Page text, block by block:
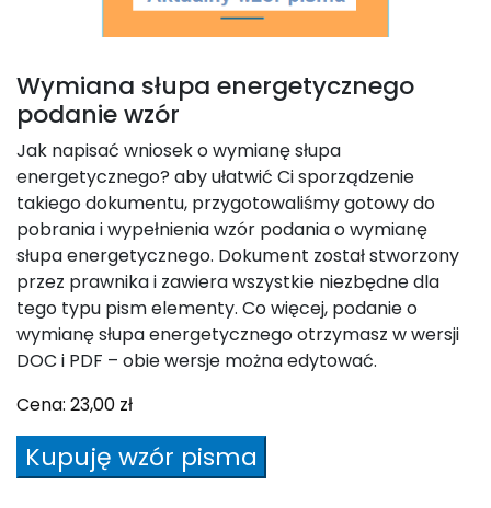
Wymiana słupa energetycznego
podanie wzór
Jak napisać wniosek o wymianę słupa
energetycznego? aby ułatwić Ci sporządzenie
takiego dokumentu, przygotowaliśmy gotowy do
pobrania i wypełnienia wzór podania o wymianę
słupa energetycznego. Dokument został stworzony
przez prawnika i zawiera wszystkie niezbędne dla
tego typu pism elementy. Co więcej, podanie o
wymianę słupa energetycznego otrzymasz w wersji
DOC i PDF – obie wersje można edytować.
Cena: 23,00 zł
ilość
Wymiana
Kupuję wzór pisma